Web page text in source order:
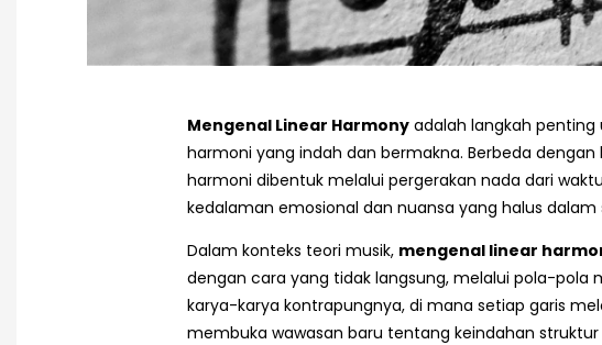
Mengenal Linear Harmony adalah langkah
harmoni yang indah dan bermakna. Berbeda
harmoni dibentuk melalui pergerakan nada dari
kedalaman emosional dan nuansa yang halus dalam
Dalam konteks teori musik, mengenal linear
dengan cara yang tidak langsung, melalui pola-pola
karya-karya kontrapungnya, di mana setiap garis
membuka wawasan baru tentang keindahan